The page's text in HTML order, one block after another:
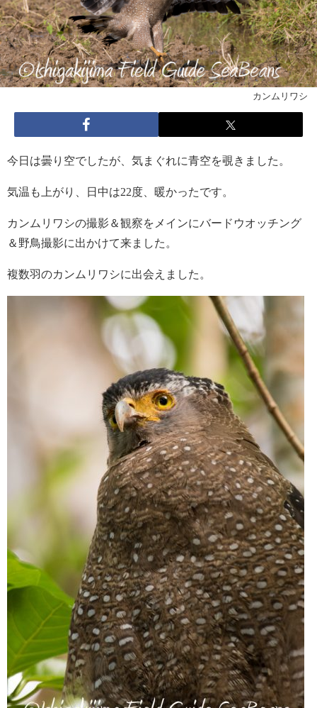
カンムリワシ
今日は曇り空でしたが、気まぐれに青空を覗きました。
気温も上がり、日中は22度、暖かったです。
カンムリワシの撮影＆観察をメインにバードウオッチング
＆野鳥撮影に出かけて来ました。
複数羽のカンムリワシに出会えました。